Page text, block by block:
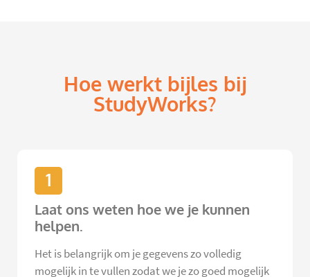
Hoe werkt bijles bij
StudyWorks?
1
Laat ons weten hoe we je kunnen
helpen.
Het is belangrijk om je gegevens zo volledig
mogelijk in te vullen zodat we je zo goed mogelijk